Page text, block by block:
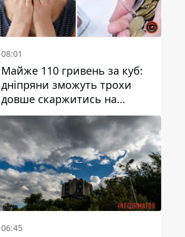
08:01
Майже 110 гривень за куб:
дніпряни зможуть трохи
довше скаржитись на
заплановані тарифи на воду
на 2027 рік
06:45